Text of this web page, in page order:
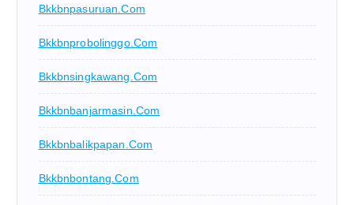
Bkkbnpasuruan.com
Bkkbnprobolinggo.com
Bkkbnsingkawang.com
Bkkbnbanjarmasin.com
Bkkbnbalikpapan.com
Bkkbnbontang.com